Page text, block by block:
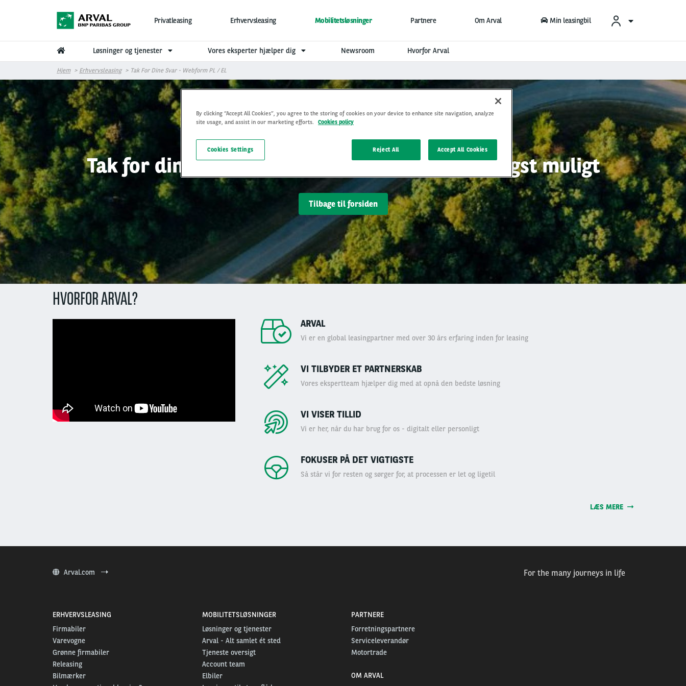
Privatleasing Erhvervsleasing Mobilitetsløsninger Partnere Om Arval Min leasingbil
Løsninger og tjenester Vores eksperter hjælper dig Newsroom Hvorfor Arval
Hjem Erhvervsleasing Tak For Dine Svar - Webform PL / EL
Tak for dine svar! Vi vender tilbage til dig hurtigst muligt
Tilbage til forsiden
HVORFOR ARVAL?
ARVAL
Vi er en global leasingpartner med over 30 års erfaring inden for leasing
VI TILBYDER ET PARTNERSKAB
Vores ekspertteam hjælper dig med at opnå den bedste løsning
VI VISER TILLID
Vi er her, når du har brug for os - digitalt eller personligt
FOKUSER PÅ DET VIGTIGSTE
Så står vi for resten og sørger for, at processen er let og ligetil
LÆS MERE
Arval.com For the many journeys in life
ERHVERVSLEASING
Firmabiler
Varevogne
Grønne firmabiler
Releasing
Bilmærker
MOBILITETSLØSNINGER
Løsninger og tjenester
Arval - Alt samlet ét sted
Tjeneste oversigt
Account team
Elbiler
PARTNERE
Forretningspartnere
Serviceleverandør
Motortrade
OM ARVAL
By clicking “Accept All Cookies”, you agree to the storing of cookies on your device to enhance site navigation, analyze
site usage, and assist in our marketing efforts.
Cookies policy
Reject All Accept All Cookies
Cookies Settings